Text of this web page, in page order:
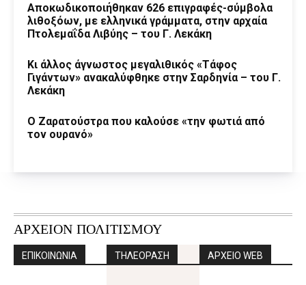
Αποκωδικοποιήθηκαν 626 επιγραφές-σύμβολα
λιθοξόων, με ελληνικά γράμματα, στην αρχαία
Πτολεμαΐδα Λιβύης – του Γ. Λεκάκη
Κι άλλος άγνωστος μεγαλιθικός «Τάφος
Γιγάντων» ανακαλύφθηκε στην Σαρδηνία – του Γ.
Λεκάκη
Ο Ζαρατούστρα που καλούσε «την φωτιά από
τον ουρανό»
ΑΡΧΕΙΟΝ ΠΟΛΙΤΙΣΜΟΥ
ΕΠΙΚΟΙΝΩΝΙΑ ΤΗΛΕΟΡΑΣΗ ΑΡΧΕΙΟ WEB